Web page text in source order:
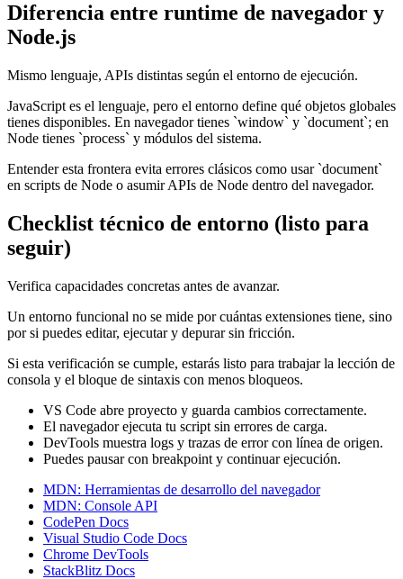
Diferencia entre runtime de navegador y
Node.js
Mismo lenguaje, APIs distintas según el entorno de ejecución.
JavaScript es el lenguaje, pero el entorno define qué objetos globales
tienes disponibles. En navegador tienes `window` y `document`; en
Node tienes `process` y módulos del sistema.
Entender esta frontera evita errores clásicos como usar `document`
en scripts de Node o asumir APIs de Node dentro del navegador.
Checklist técnico de entorno (listo para
seguir)
Verifica capacidades concretas antes de avanzar.
Un entorno funcional no se mide por cuántas extensiones tiene, sino
por si puedes editar, ejecutar y depurar sin fricción.
Si esta verificación se cumple, estarás listo para trabajar la lección de
consola y el bloque de sintaxis con menos bloqueos.
VS Code abre proyecto y guarda cambios correctamente.
El navegador ejecuta tu script sin errores de carga.
DevTools muestra logs y trazas de error con línea de origen.
Puedes pausar con breakpoint y continuar ejecución.
MDN: Herramientas de desarrollo del navegador
MDN: Console API
CodePen Docs
Visual Studio Code Docs
Chrome DevTools
StackBlitz Docs